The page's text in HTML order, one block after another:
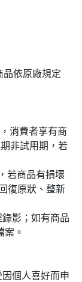
品依原廠規定
消費者享有商
非試用期，若
若商品有損壞
復原狀、整新
影；如有商品
案。
個人喜好而申